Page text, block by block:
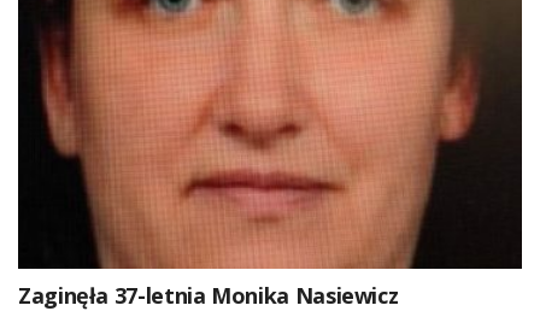
Zaginęła 37-letnia Monika Nasiewicz